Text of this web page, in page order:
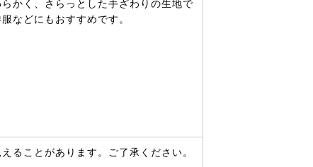
かく、さらっとした手ざわりの生地で
などにもおすすめです。
ることがあります。ご了承ください。